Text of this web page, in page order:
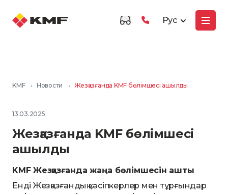
Рус
KMF • Новости • Жезқазғанда KMF бөлімшесі ашылды
13.03.2025
Жезқазғанда KMF бөлімшесі
ашылды
KMF Жезқазғанда жаңа бөлімшесін ашты
Енді Жезқазғандық кәсіпкерлер мен тұрғындар